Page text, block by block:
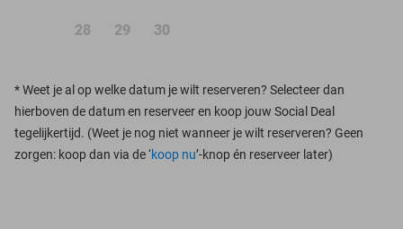
28 29 30
*Weet je al op welke datum je wilt reserveren? Selecteer dan
hierboven de datum en reserveer en koop jouw Social Deal
tegelijkertijd. (Weet je nog niet wanneer je wilt reserveren? Geen
zorgen: koop dan via de ‘koop nu’-knop én reserveer later)